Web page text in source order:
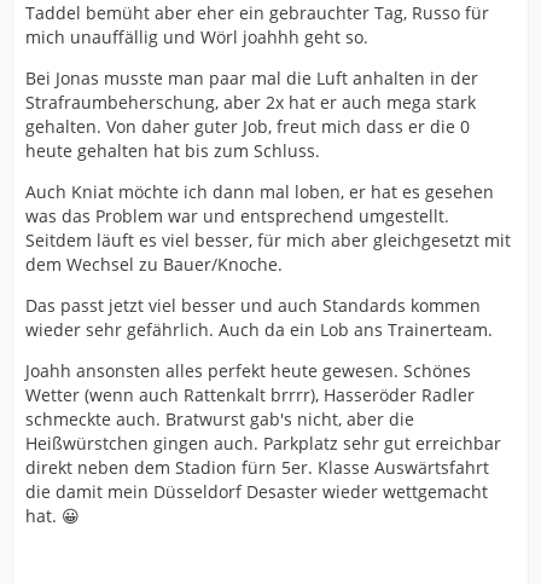
Taddel bemüht aber eher ein gebrauchter Tag, Russo für
mich unauffällig und Wörl joahhh geht so.
Bei Jonas musste man paar mal die Luft anhalten in der
Strafraumbeherschung, aber 2x hat er auch mega stark
gehalten. Von daher guter Job, freut mich dass er die 0
heute gehalten hat bis zum Schluss.
Auch Kniat möchte ich dann mal loben, er hat es gesehen
was das Problem war und entsprechend umgestellt.
Seitdem läuft es viel besser, für mich aber gleichgesetzt mit
dem Wechsel zu Bauer/Knoche.
Das passt jetzt viel besser und auch Standards kommen
wieder sehr gefährlich. Auch da ein Lob ans Trainerteam.
Joahh ansonsten alles perfekt heute gewesen. Schönes
Wetter (wenn auch Rattenkalt brrrr), Hasseröder Radler
schmeckte auch. Bratwurst gab's nicht, aber die
Heißwürstchen gingen auch. Parkplatz sehr gut erreichbar
direkt neben dem Stadion fürn 5er. Klasse Auswärtsfahrt
die damit mein Düsseldorf Desaster wieder wettgemacht
hat. 😀